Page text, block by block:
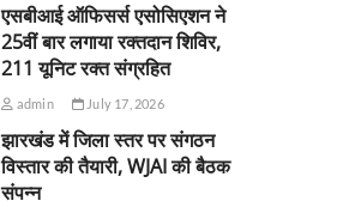
एसबीआई ऑफिसर्स एसोसिएशन ने
25वीं बार लगाया रक्तदान शिविर,
211 यूनिट रक्त संग्रहित
admin July 17, 2026
झारखंड में जिला स्तर पर संगठन
विस्तार की तैयारी, WJAI की बैठक
संपन्न